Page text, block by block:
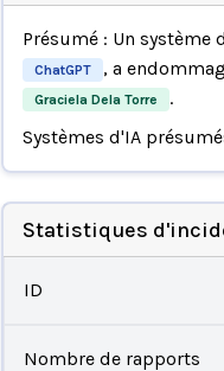
Présumé : Un
ChatGPT
, a
Graciela Dela Torre
.
Systèmes d'IA
Statistiques
ID
Nombre de rapports